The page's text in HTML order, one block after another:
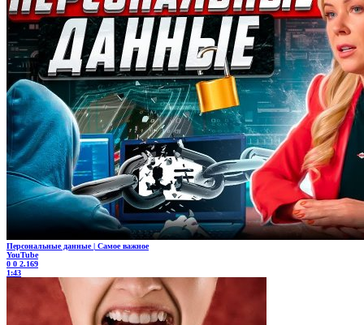
Персональные данные | Самое важное
YouTube
0 0 2.169
1:43